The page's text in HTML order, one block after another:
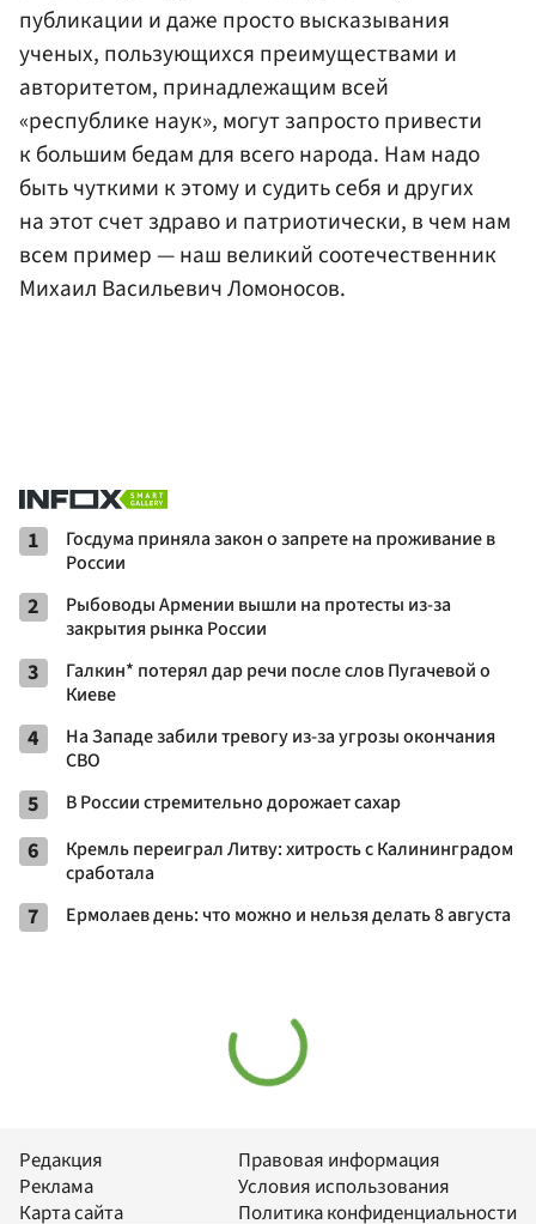
публикации и даже просто высказывания
ученых, пользующихся преимуществами и
авторитетом, принадлежащим всей
«республике наук», могут запросто привести
к большим бедам для всего народа. Нам надо
быть чуткими к этому и судить себя и других
на этот счет здраво и патриотически, в чем нам
всем пример — наш великий соотечественник
Михаил Васильевич Ломоносов.
1
Госдума приняла закон о запрете на проживание в
России
2
Рыбоводы Армении вышли на протесты из-за
закрытия рынка России
3
Галкин* потерял дар речи после слов Пугачевой о
Киеве
4
На Западе забили тревогу из-за угрозы окончания
СВО
5 В России стремительно дорожает сахар
6
Кремль переиграл Литву: хитрость с Калининградом
сработала
7 Ермолаев день: что можно и нельзя делать 8 августа
Редакция
Реклама
Карта сайта
Правовая информация
Условия использования
Политика конфиденциальности